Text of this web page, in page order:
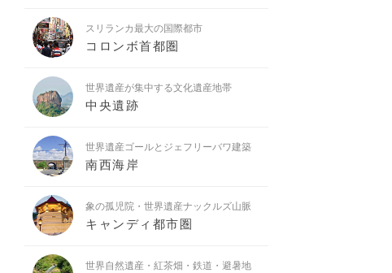
スリランカ最大の国際都市
コロンボ首都圏
世界遺産が集中する文化遺産地帯
中央遺跡
世界遺産ゴールとジェフリーバワ建築
南西海岸
象の孤児院・世界遺産ナックルズ山脈
キャンディ都市圏
世界自然遺産・紅茶畑・鉄道・避暑地